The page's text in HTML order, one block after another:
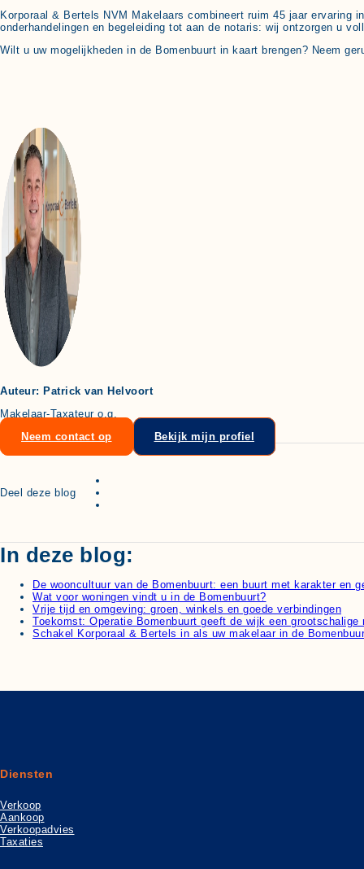
Auteur: Patrick van Helvoort
Makelaar-Taxateur o.g.
Neem contact op
Bekijk mijn profiel
Deel deze blog
In deze blog:
De wooncultuur van de Bomenbuurt: een buurt met karakter en
Wat voor woningen vindt u in de Bomenbuurt?
Vrije tijd en omgeving: groen, winkels en goede verbindingen
Toekomst: Operatie Bomenbuurt geeft de wijk een grootschalige
Schakel Korporaal & Bertels in als uw makelaar in de
Korporaal & Bertels NVM Makelaars combineert ruim 45 jaar ervaring
onderhandelingen en begeleiding tot aan de notaris: wij ontzorgen u
Wilt u uw mogelijkheden in de Bomenbuurt in kaart brengen? Neem
Diensten
Verkoop
Aankoop
Verkoopadvies
Taxaties